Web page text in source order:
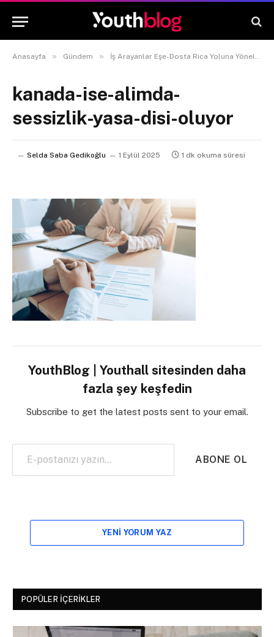
Anasayfa » Gündem » İş Arayanlar Eşe-Dosta Rica Yoluna Yöneliyor: Geniş Tanımlı İşsizlik 13 Milyona Dayandı
kanada-ise-alimda-
sessizlik-yasa-disi-oluyor
Selda Saba Gedikoğlu 1 Eylül 2025 1 dk okuma süresi
YouthBlog | Youthall sitesinden daha
fazla şey keşfedin
Subscribe to get the latest posts sent to your email.
E-postanızı yazın…
ABONE OL
YENI YORUM YAZ
POPÜLER İÇERIKLER